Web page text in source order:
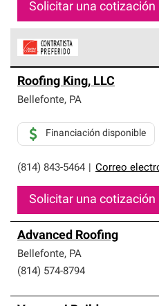
Solicitar una cotización
parte de una red exclusiva
que cumplen con altos
Roofing King, LLC
Bellefonte, PA
(814) 843-5464 Correo
Financiación disponible
Solicitar una cotización
Advanced Roofing
Bellefonte, PA
(814) 574-8794